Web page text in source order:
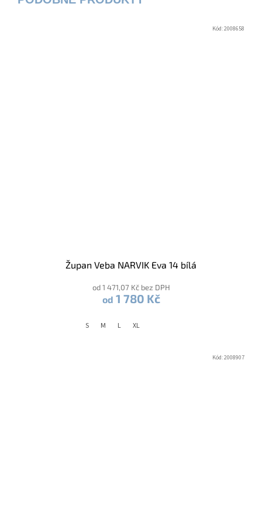
Župan Veba NARVIK Eva 14 bílá
od 1 471,07 Kč bez DPH
od 1 780 Kč
S M L XL
Kód:2008658
Kód:2008907